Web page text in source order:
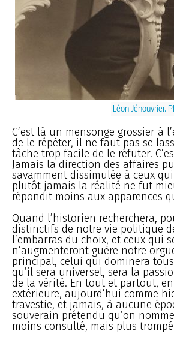
Léon Jénouvrier.
C’est là un mensonge grossier à
de le répéter, il ne faut pas se
tâche trop facile de le réfuter.
Jamais la direction des affaires
savamment dissimulée à ceux
plutôt jamais la réalité ne fut
répondit moins aux apparences
Quand l’historien recherchera,
distinctifs de notre vie politique
l’embarras du choix, et ceux qui
n’augmenteront guère notre
principal, celui qui dominera
qu’il sera universel, sera la
de la vérité. En tout et partout,
extérieure, aujourd’hui comme
travestie, et jamais, à aucune
souverain prétendu qu’on
moins consulté, mais plus